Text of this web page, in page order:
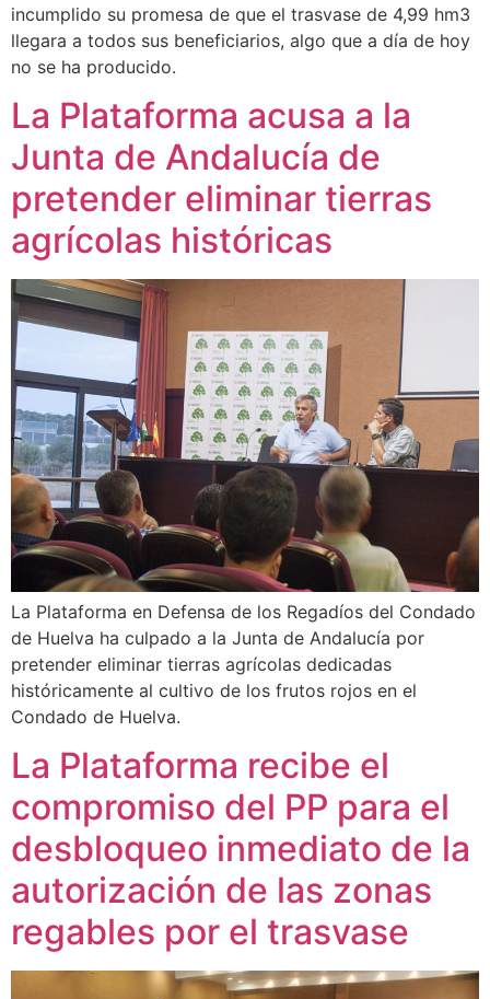
incumplido su promesa de que el trasvase de 4,99 hm3
llegara a todos sus beneficiarios, algo que a día de hoy
no se ha producido.
La Plataforma acusa a la
Junta de Andalucía de
pretender eliminar tierras
agrícolas históricas
La Plataforma en Defensa de los Regadíos del Condado
de Huelva ha culpado a la Junta de Andalucía por
pretender eliminar tierras agrícolas dedicadas
históricamente al cultivo de los frutos rojos en el
Condado de Huelva.
La Plataforma recibe el
compromiso del PP para el
desbloqueo inmediato de la
autorización de las zonas
regables por el trasvase